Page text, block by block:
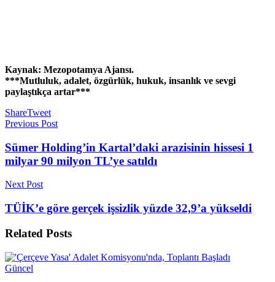
Kaynak: Mezopotamya Ajansı.
***Mutluluk, adalet, özgürlük, hukuk, insanlık ve sevgi
paylaştıkça artar***
ShareTweet
Previous Post
Sümer Holding’in Kartal’daki arazisinin hissesi 1
milyar 90 milyon TL’ye satıldı
Next Post
TÜİK’e göre gerçek işsizlik yüzde 32,9’a yükseldi
Related Posts
Güncel